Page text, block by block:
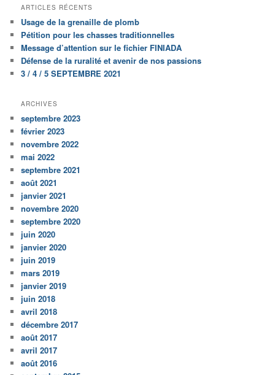
ARTICLES RÉCENTS
Usage de la grenaille de plomb
Pétition pour les chasses traditionnelles
Message d’attention sur le fichier FINIADA
Défense de la ruralité et avenir de nos passions
3 / 4 / 5 SEPTEMBRE 2021
ARCHIVES
septembre 2023
février 2023
novembre 2022
mai 2022
septembre 2021
août 2021
janvier 2021
novembre 2020
septembre 2020
juin 2020
janvier 2020
juin 2019
mars 2019
janvier 2019
juin 2018
avril 2018
décembre 2017
août 2017
avril 2017
août 2016